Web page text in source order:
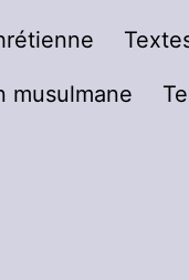
musulmane